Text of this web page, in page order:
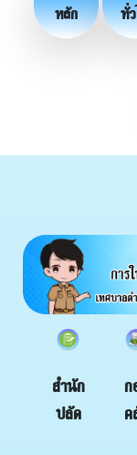
หลัก
ทั่
สำนัก
ปลัด
ก
ค